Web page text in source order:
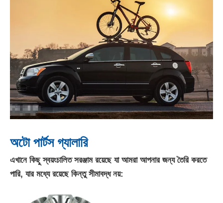
অটো পার্টস গ্যালারি
এখানে কিছু স্বয়ংচালিত সরঞ্জাম রয়েছে যা আমরা আপনার জন্য তৈরি করতে
পারি, যার মধ্যে রয়েছে কিন্তু সীমাবদ্ধ নয়: